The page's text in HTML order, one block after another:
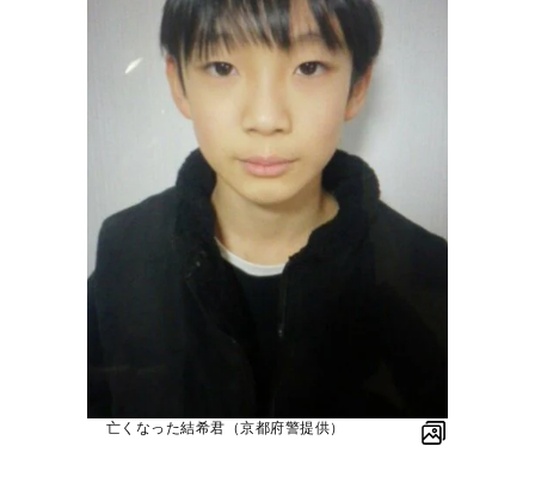
亡くなった結希君（京都府警提供）